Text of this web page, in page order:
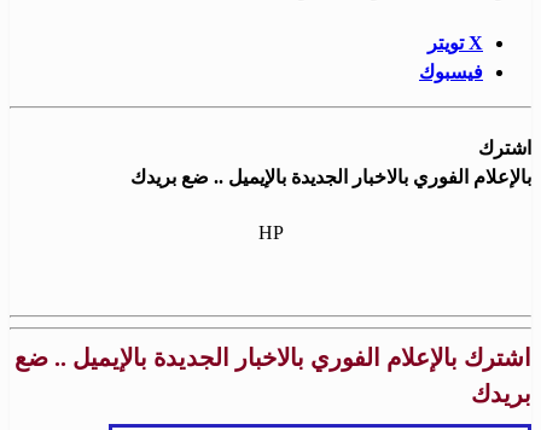
X تويتر
فيسبوك
اشترك
بالإعلام الفوري بالاخبار الجديدة بالإيميل .. ضع بريدك
HP
اشترك بالإعلام الفوري بالاخبار الجديدة بالإيميل .. ضع
بريدك